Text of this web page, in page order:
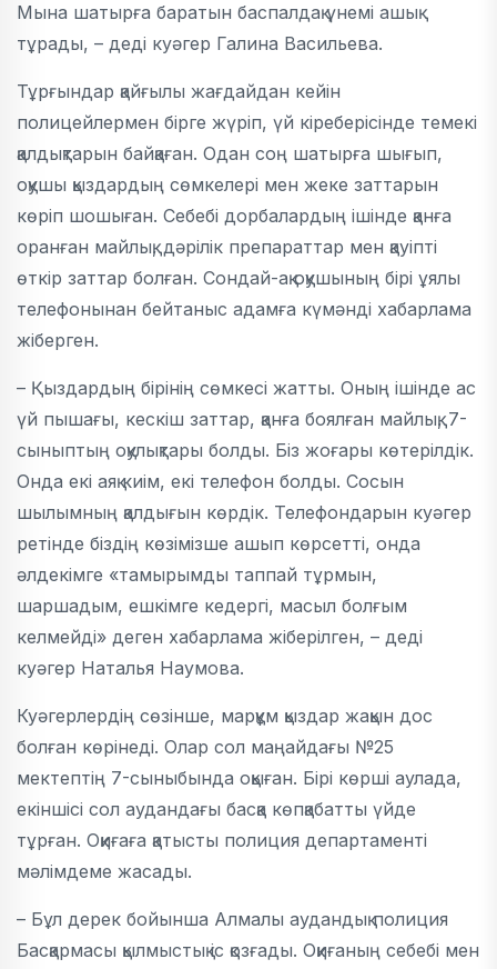
Мына шатырға баратын баспалдақ үнемі ашық
тұрады, – деді куәгер Галина Васильева.
Тұрғындар қайғылы жағдайдан кейін
полицейлермен бірге жүріп, үй кіреберісінде темекі
қалдықтарын байқаған. Одан соң шатырға шығып,
оқушы қыздардың сөмкелері мен жеке заттарын
көріп шошыған. Себебі дорбалардың ішінде қанға
оранған майлық, дәрілік препараттар мен қауіпті
өткір заттар болған. Сондай-ақ оқушының бірі ұялы
телефонынан бейтаныс адамға күмәнді хабарлама
жіберген.
– Қыздардың бірінің сөмкесі жатты. Оның ішінде ас
үй пышағы, кескіш заттар, қанға боялған майлық, 7-
сыныптың оқулықтары болды. Біз жоғары көтерілдік.
Онда екі аяқ киім, екі телефон болды. Сосын
шылымның қалдығын көрдік. Телефондарын куәгер
ретінде біздің көзімізше ашып көрсетті, онда
әлдекімге «тамырымды таппай тұрмын,
шаршадым, ешкімге кедергі, масыл болғым
келмейді» деген хабарлама жіберілген, – деді
куәгер Наталья Наумова.
Куәгерлердің сөзінше, марқұм қыздар жақын дос
болған көрінеді. Олар сол маңайдағы №25
мектептің 7-сыныбында оқыған. Бірі көрші аулада,
екіншісі сол аудандағы басқа көпқабатты үйде
тұрған. Оқиғаға қатысты полиция департаменті
мәлімдеме жасады.
– Бұл дерек бойынша Алмалы аудандық полиция
Басқармасы қылмыстық іс қозғады. Оқиғаның себебі мен